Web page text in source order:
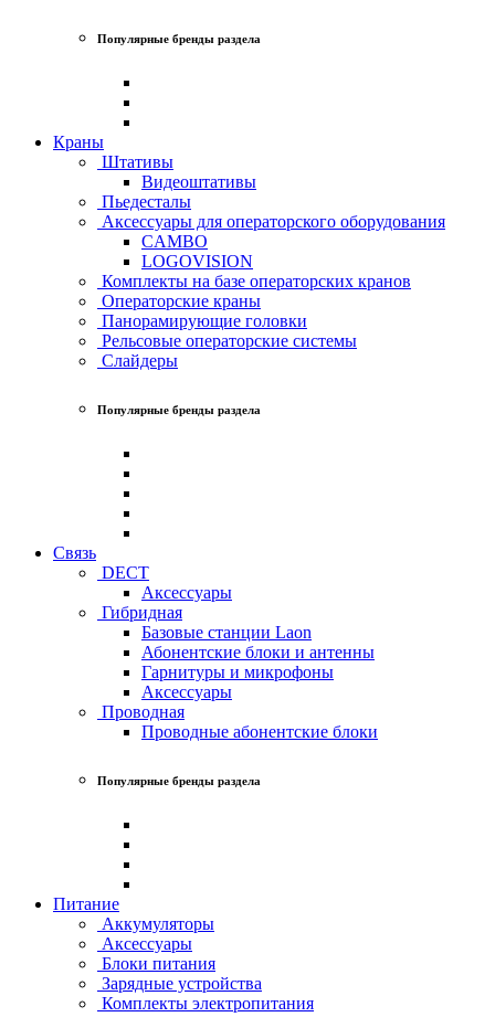
Популярные бренды раздела
Краны
Штативы
Видеоштативы
Пьедесталы
Аксессуары для операторского оборудования
CAMBO
LOGOVISION
Комплекты на базе операторских кранов
Операторские краны
Панорамирующие головки
Рельсовые операторские системы
Слайдеры
Популярные бренды раздела
Связь
DECT
Аксессуары
Гибридная
Базовые станции Laon
Абонентские блоки и антенны
Гарнитуры и микрофоны
Аксессуары
Проводная
Проводные абонентские блоки
Популярные бренды раздела
Питание
Аккумуляторы
Аксессуары
Блоки питания
Зарядные устройства
Комплекты электропитания